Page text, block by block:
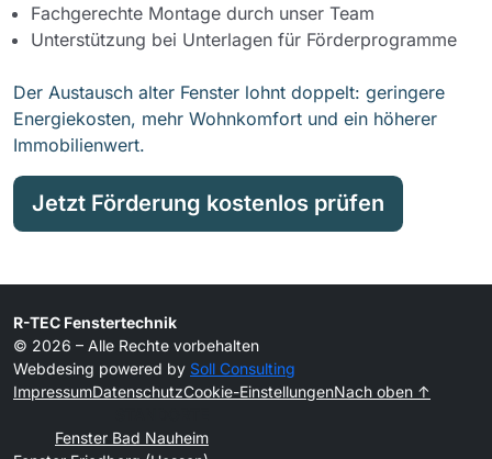
Fachgerechte Montage durch unser Team
Unterstützung bei Unterlagen für Förderprogramme
Der Austausch alter Fenster lohnt doppelt: geringere
Energiekosten, mehr Wohnkomfort und ein höherer
Immobilienwert.
Jetzt Förderung kostenlos prüfen
R-TEC Fenstertechnik
© 2026 – Alle Rechte vorbehalten
Webdesing powered by Soll Consulting
ImpressumDatenschutzCookie-EinstellungenNach oben ↑
Fenster Bad Nauheim